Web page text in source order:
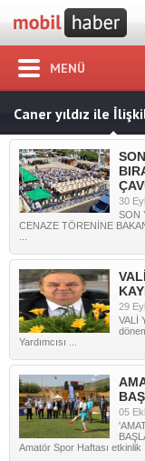
MENÜ
Caner yıldız ile
30
SON
CENAZE TÖRENİNE
29
VALİ
Yardımcısı ...
05
Amatör Spor Haftası etkinlik